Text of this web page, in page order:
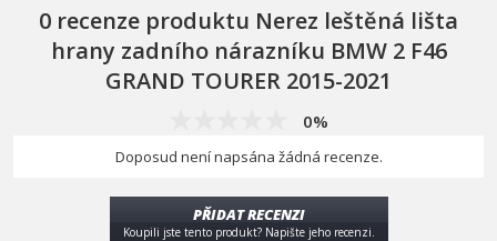
- kvalitní výrobek přímo od Omtecu
Pozor :Každý tento díl se musí lepit aspoň při teplotě 10 °C, kde
před instalací musí být lepená část naprosto čistá a suchá, aby
které už nepovolí. Proto je dobré hned na poprvé daný díl dobře
0 recenze produktu Nerez leštěná lišta
hrany zadního nárazníku BMW 2 F46
GRAND TOURER 2015-2021
0%
Doposud není napsána žádná recenze.
PŘIDAT RECENZI
Koupili jste tento produkt? Napište jeho recenzi.